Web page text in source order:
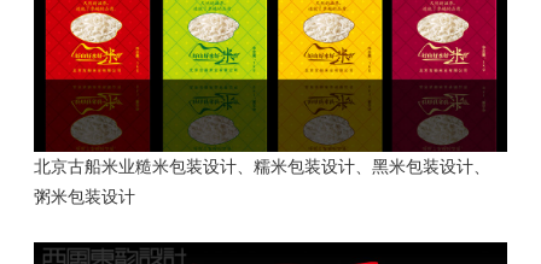
北京古船米业糙米包装设计、糯米包装设计、黑米包装设计、
粥米包装设计